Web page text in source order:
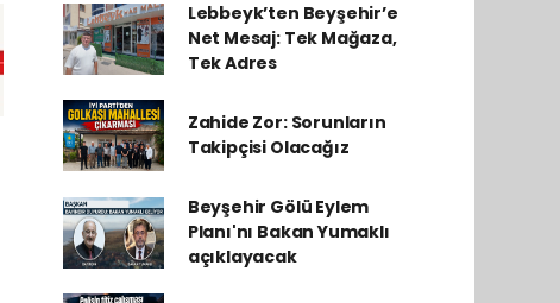
Lebbeyk’ten Beyşehir’e
Net Mesaj: Tek Mağaza,
Tek Adres
Zahide Zor: Sorunların
Takipçisi Olacağız
Beyşehir Gölü Eylem
Planı'nı Bakan Yumaklı
açıklayacak